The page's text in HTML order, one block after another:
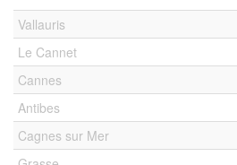
Vallauris
Le Cannet
Cannes
Antibes
Cagnes sur Mer